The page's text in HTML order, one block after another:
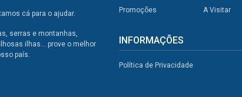
cá para o ajudar.
serras e montanhas,
ilhas... prove o melhor
país.
Promoções A Visitar
INFORMAÇÕES
Política de Privacidade